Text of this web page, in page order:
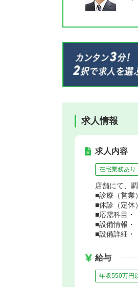
求人情報
求人内容
在宅業務あり
店舗にて、
■診療（営業
■休診（定休
■応需科目・
■設備情報・
■設備詳細・
給与
年収550万円